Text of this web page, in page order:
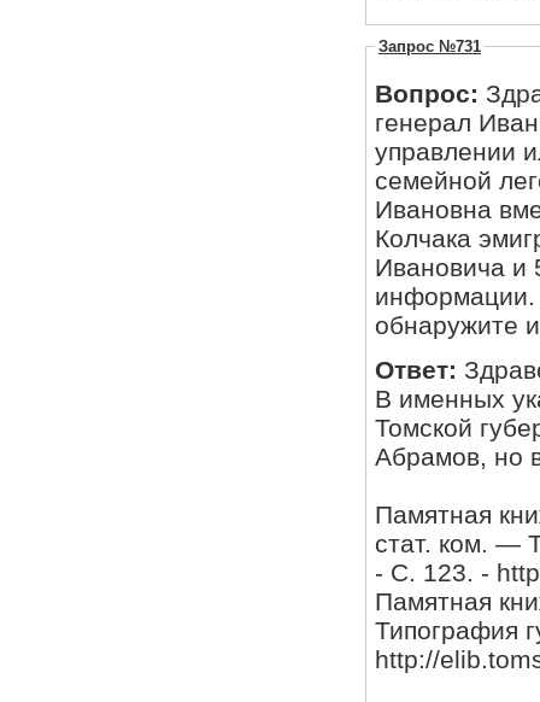
Запрос №731
Вопрос:
генерал
управлении
семейной легенде дочь Абрамова
Ивановна
Колчака эмигрировала оставив мужа Шалабанова Сергея
Ивановича и
информации.
обнаружите
Ответ:
В именных
Томской
Абрамов, но
Памятная
стат. ком. —
- С. 123. -
Памятная
Типография
http://